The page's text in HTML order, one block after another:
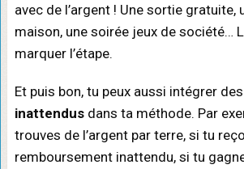
avec de l’argent ! Une sortie gratuite,
maison, une soirée jeux de société…
marquer l’étape.
Et puis bon, tu peux aussi intégrer des
inattendusdans ta méthode. Par
trouves de l’argent par terre, si tu
remboursement inattendu, si tu